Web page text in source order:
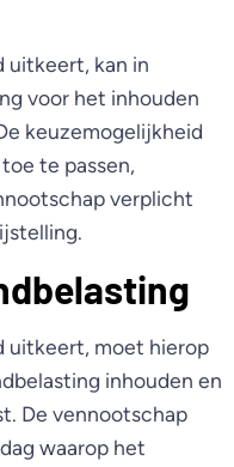
uitkeert, kan in
voor het inhouden
keuzemogelijkheid
te passen,
verplicht
uitkeert, moet hierop
inhouden en
De vennootschap
waarop het